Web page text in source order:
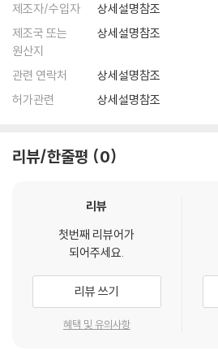
제조자/수입자
상세설명참조
제조국 또는
원산지
상세설명참조
관련 연락처
상세설명참조
허가관련
상세설명참조
리뷰/한줄평 0
리뷰
첫번째 리뷰어가
되어주세요.
리뷰 쓰기
혜택 및 유의사항